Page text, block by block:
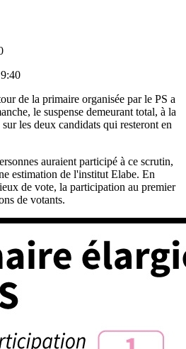
de la primaire organisée par le PS a
le suspense demeurant total, à la
les deux candidats qui resteront en
auraient participé à ce scrutin,
estimation de l'institut Elabe. En
de vote, la participation au premier
de votants.